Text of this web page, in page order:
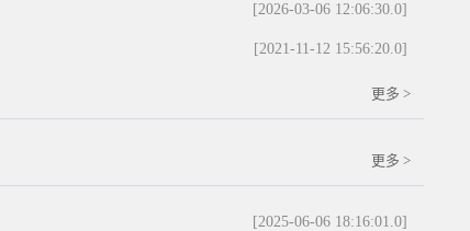
[2026-03-06 12:06:30.0]
[2021-11-12 15:56:20.0]
更多 >
更多 >
[2025-06-06 18:16:01.0]